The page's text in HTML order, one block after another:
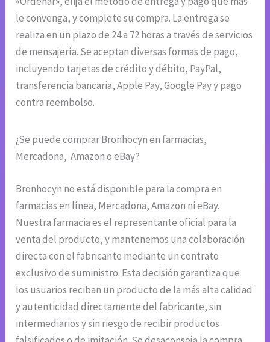
le convenga, y complete su compra. La entrega se
realiza en un plazo de 24 a 72 horas a través de servicios
de mensajería. Se aceptan diversas formas de pago,
incluyendo tarjetas de crédito y débito, PayPal,
transferencia bancaria, Apple Pay, Google Pay y pago
contra reembolso.
¿Se puede comprar Bronhocyn en farmacias,
Mercadona, Amazon o eBay?
Bronhocyn no está disponible para la compra en
farmacias en línea, Mercadona, Amazon ni eBay.
Nuestra farmacia es el representante oficial para la
venta del producto, y mantenemos una colaboración
directa con el fabricante mediante un contrato
exclusivo de suministro. Esta decisión garantiza que
los usuarios reciban un producto de la más alta calidad
y autenticidad directamente del fabricante, sin
intermediarios y sin riesgo de recibir productos